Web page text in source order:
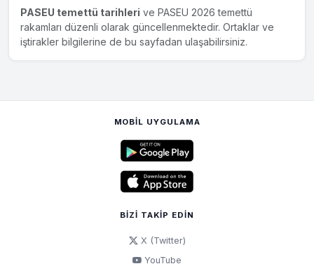
PASEU temettü tarihleri ve PASEU 2026 temettü
rakamları düzenli olarak güncellenmektedir. Ortaklar ve
iştirakler bilgilerine de bu sayfadan ulaşabilirsiniz.
MOBIL UYGULAMA
BIZI TAKIP EDIN
X (Twitter)
YouTube